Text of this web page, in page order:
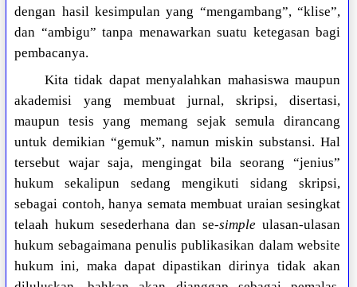
dengan hasil kesimpulan yang “mengambang”, “klise”,
dan “ambigu” tanpa menawarkan suatu ketegasan bagi
pembacanya.
Kita tidak dapat menyalahkan mahasiswa maupun
akademisi yang membuat jurnal, skripsi, disertasi,
maupun tesis yang memang sejak semula dirancang
untuk demikian “gemuk”, namun miskin substansi. Hal
tersebut wajar saja, mengingat bila seorang “jenius”
hukum sekalipun sedang mengikuti sidang skripsi,
sebagai contoh, hanya semata membuat uraian sesingkat
telaah hukum sesederhana dan se-simple ulasan-ulasan
hukum sebagaimana penulis publikasikan dalam website
hukum ini, maka dapat dipastikan dirinya tidak akan